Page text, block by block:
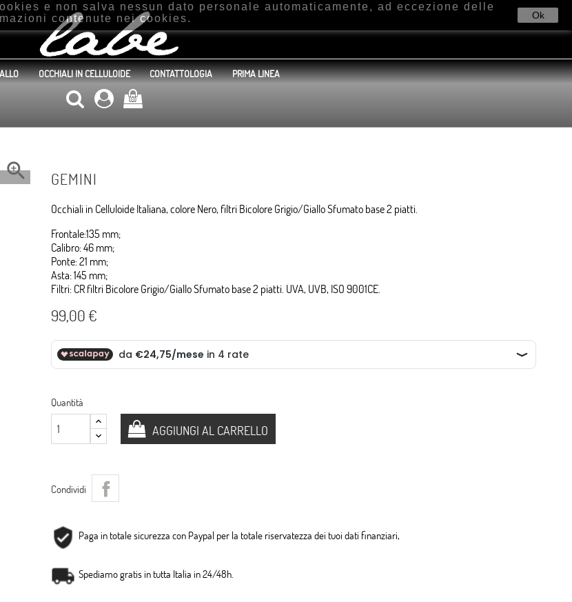
OCCHIALI IN CELLULOIDE CONTATTOLOGIA PRIMA LINEA
(0)
 GEMINI
Occhiali in Celluloide Italiana, colore Nero, filtri Bicolore Grigio/Giallo Sfumato base 2 piatti.
Frontale:135 mm;
Calibro: 46 mm;
Ponte: 21 mm;
Asta: 145 mm;
Filtri: CR filtri Bicolore Grigio/Giallo Sfumato base 2 piatti. UVA, UVB, ISO 9001CE.
99,00 €
Quantità
AGGIUNGI AL CARRELLO
Condividi
Paga in totale sicurezza con Paypal per la totale riservatezza dei tuoi dati finanziari,
Spediamo gratis in tutta Italia in 24/48h.
e non salva nessun dato personale automaticamente, ad eccezione delle
contenute nei cookies.
Ok